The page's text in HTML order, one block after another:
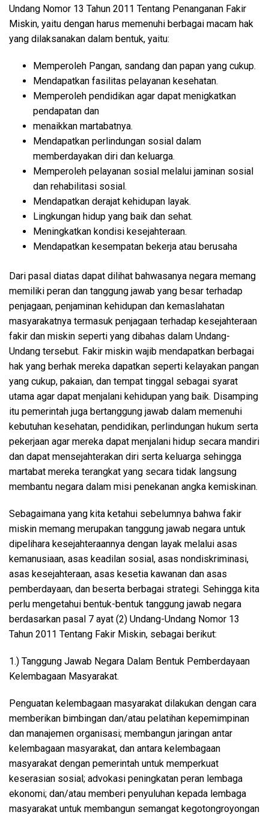
Undang Nomor 13 Tahun 2011 Tentang Penanganan Fakir
Miskin, yaitu dengan harus memenuhi berbagai macam hak
yang dilaksanakan dalam bentuk, yaitu:
Memperoleh Pangan, sandang dan papan yang cukup.
Mendapatkan fasilitas pelayanan kesehatan.
Memperoleh pendidikan agar dapat menigkatkan
pendapatan dan
menaikkan martabatnya.
Mendapatkan perlindungan sosial dalam
memberdayakan diri dan keluarga.
Memperoleh pelayanan sosial melalui jaminan sosial
dan rehabilitasi sosial.
Mendapatkan derajat kehidupan layak.
Lingkungan hidup yang baik dan sehat.
Meningkatkan kondisi kesejahteraan.
Mendapatkan kesempatan bekerja atau berusaha
Dari pasal diatas dapat dilihat bahwasanya negara memang
memiliki peran dan tanggung jawab yang besar terhadap
penjagaan, penjaminan kehidupan dan kemaslahatan
masyarakatnya termasuk penjagaan terhadap kesejahteraan
fakir dan miskin seperti yang dibahas dalam Undang-
Undang tersebut. Fakir miskin wajib mendapatkan berbagai
hak yang berhak mereka dapatkan seperti kelayakan pangan
yang cukup, pakaian, dan tempat tinggal sebagai syarat
utama agar dapat menjalani kehidupan yang baik. Disamping
itu pemerintah juga bertanggung jawab dalam memenuhi
kebutuhan kesehatan, pendidikan, perlindungan hukum serta
pekerjaan agar mereka dapat menjalani hidup secara mandiri
dan dapat mensejahterakan diri serta keluarga sehingga
martabat mereka terangkat yang secara tidak langsung
membantu negara dalam misi penekanan angka kemiskinan.
Sebagaimana yang kita ketahui sebelumnya bahwa fakir
miskin memang merupakan tanggung jawab negara untuk
dipelihara kesejahteraannya dengan layak melalui asas
kemanusiaan, asas keadilan sosial, asas nondiskriminasi,
asas kesejahteraan, asas kesetia kawanan dan asas
pemberdayaan, dan beserta berbagai strategi. Sehingga kita
perlu mengetahui bentuk-bentuk tanggung jawab negara
berdasarkan pasal 7 ayat (2) Undang-Undang Nomor 13
Tahun 2011 Tentang Fakir Miskin, sebagai berikut:
1.) Tanggung Jawab Negara Dalam Bentuk Pemberdayaan
Kelembagaan Masyarakat.
Penguatan kelembagaan masyarakat dilakukan dengan cara
memberikan bimbingan dan/atau pelatihan kepemimpinan
dan manajemen organisasi; membangun jaringan antar
kelembagaan masyarakat, dan antara kelembagaan
masyarakat dengan pemerintah untuk memperkuat
keserasian sosial; advokasi peningkatan peran lembaga
ekonomi; dan/atau memberi penyuluhan kepada lembaga
masyarakat untuk membangun semangat kegotongroyongan